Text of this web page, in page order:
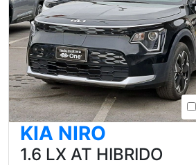
KIA NIRO
1.6 LX AT HIBRIDO